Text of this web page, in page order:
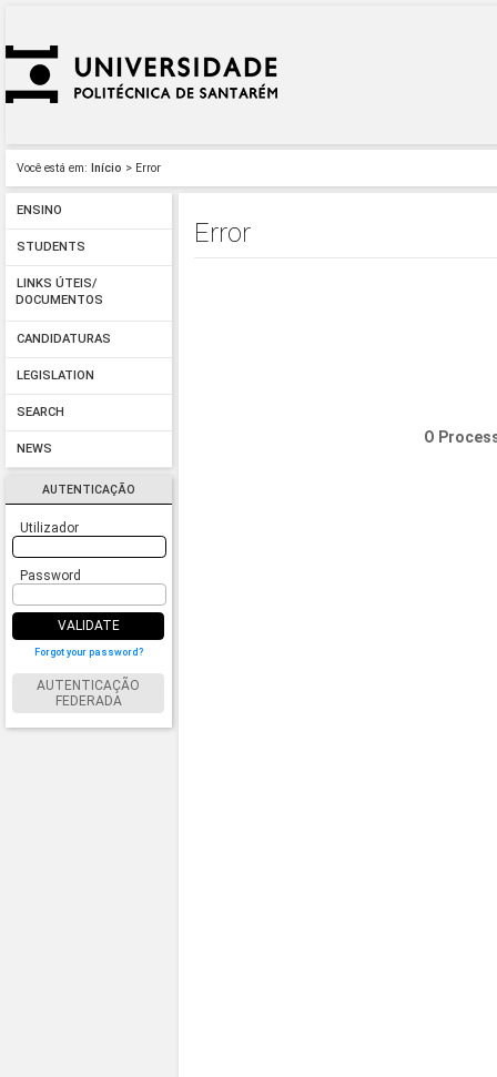
Você está em: Início > Error
ENSINO
STUDENTS
LINKS ÚTEIS/
DOCUMENTOS
CANDIDATURAS
LEGISLATION
SEARCH
NEWS
AUTENTICAÇÃO
Utilizador
Password
VALIDATE
Forgot your password?
AUTENTICAÇÃO
FEDERADA
Error
O